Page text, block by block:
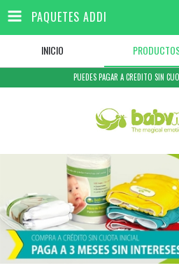
PAQUETES ADDI
INICIO
PUEDES PAGAR A CREDITO SIN